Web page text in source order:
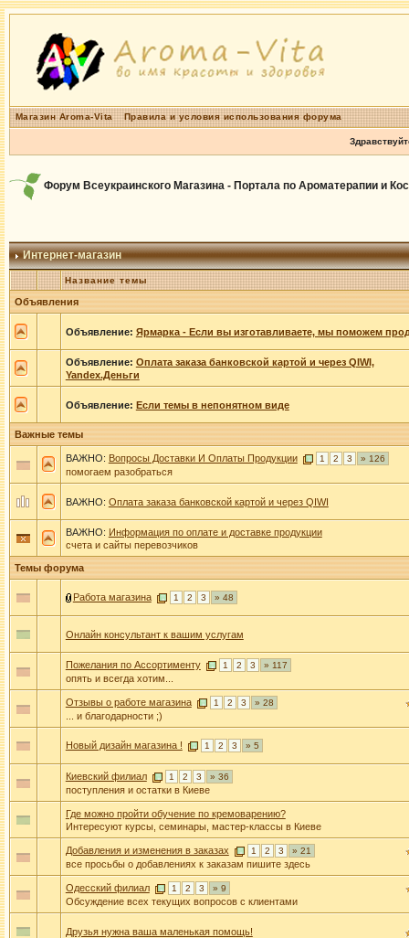
Магазин Aroma-Vita Правила и условия использования форума
Форум Всеукраинского Магазина - Портала по Ароматерапии и
Интернет-магазин
Название темы
Объявления
Объявление: Ярмарка - Если вы изготавливаете, мы поможем
Объявление: Оплата заказа банковской картой и через QIWI,
Yandex.Деньги
Объявление: Если темы в непонятном виде
Важные темы
ВАЖНО: Вопросы Доставки И Оплаты Продукции 1 2 3 » 126
помогаем разобраться
ВАЖНО: Оплата заказа банковской картой и через QIWI
ВАЖНО: Информация по оплате и доставке продукции
счета и сайты перевозчиков
Темы форума
Работа магазина 1 2 3 » 48
Онлайн консультант к вашим услугам
Пожелания по Ассортименту 1 2 3 » 117
опять и всегда хотим...
Отзывы о работе магазина 1 2 3 » 28
... и благодарности ;)
Новый дизайн магазина ! 1 2 3 » 5
Киевский филиал 1 2 3 » 36
поступления и остатки в Киеве
Где можно пройти обучение по кремоварению?
Интересуют курсы, семинары, мастер-классы в Киеве
Добавления и изменения в заказах 1 2 3 » 21
все просьбы о добавлениях к заказам пишите здесь
Одесский филиал 1 2 3 » 9
Обсуждение всех текущих вопросов с клиентами
Друзья нужна ваша маленькая помощь!